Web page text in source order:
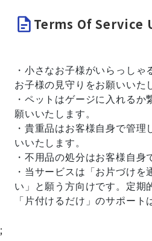
Terms Of Service
・小さなお子様がいらっし
お子様の見守りをお願いいた
・ペットはゲージに入れるか
願いいたします。
・貴重品はお客様自身で管
いいたします。
・不用品の処分はお客様自身
・当サービスは「お片づけを
い」と願う方向けです。定期
「片付けるだけ」のサポート
;